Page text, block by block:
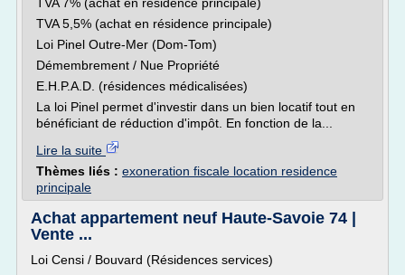
TVA 5,5% (achat en résidence principale)
Loi Pinel Outre-Mer (Dom-Tom)
Démembrement / Nue Propriété
E.H.P.A.D. (résidences médicalisées)
La loi Pinel permet d'investir dans un bien locatif tout en
bénéficiant de réduction d'impôt. En fonction de la...
Lire la suite
Thèmes liés : exoneration fiscale location residence
principale
Achat appartement neuf Haute-Savoie 74 |
Vente ...
Loi Censi / Bouvard (Résidences services)